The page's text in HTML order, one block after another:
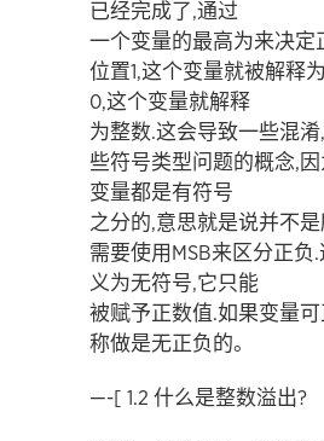
已经完成了,通过
一个变量的最高为来决定
位置1,这个变量就被解释
0,这个变量就解释
为整数.这会导致一些混
些符号类型问题的概念,
变量都是有符号
之分的,意思就是说并不
需要使用MSB来区分正负
义为无符号,它只能
被赋予正数值.如果变量
称做是无正负的。
—-[ 1.2 什么是整数溢出?